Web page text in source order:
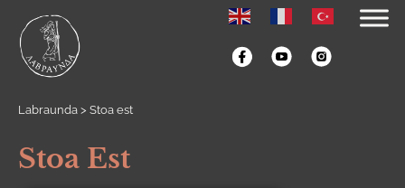
Labraunda > Stoa est
Stoa Est